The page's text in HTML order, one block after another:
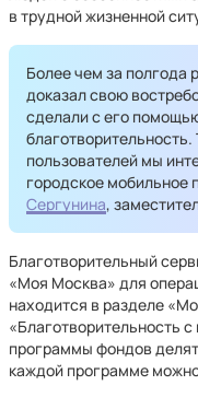
в трудной жизненной
Более чем за полгода
доказал свою
сделали с его
пользователей мы
городское мобильное
Сергунина,
Благотворительный
«Моя Москва» для
находится в разделе
«Благотворительность
программы фондов
каждой программе